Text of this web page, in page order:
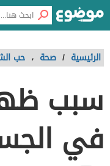
الرئيسية / صحة ، حب
سبب
في